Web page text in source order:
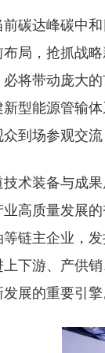
前碳达峰碳中
布局，抢抓战
必将带动庞大
型能源管输
众到场参观交
技术装备与成
业高质量发展
等链主企业，
上下游、产供
展的重要引擎